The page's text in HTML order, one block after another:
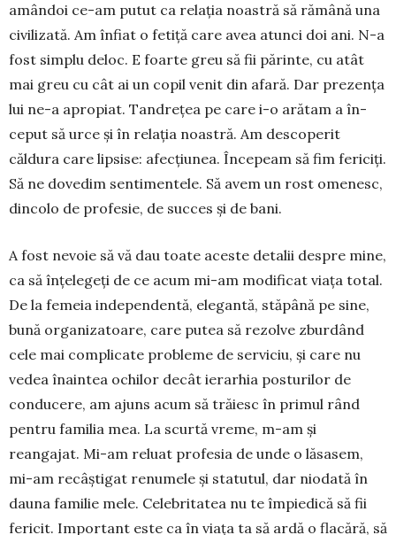
amândoi ce-am putut ca relația noastră să rămână una
civilizată. Am înfiat o fetiță care avea atunci doi ani. N-a
fost simplu deloc. E foarte greu să fii părinte, cu atât
mai greu cu cât ai un copil venit din afară. Dar prezența
lui ne-a apropiat. Tandrețea pe care i-o arătam a în­
ceput să urce și în relația noastră. Am descoperit
căldura care lipsise: afecțiunea. Începeam să fim fericiți.
Să ne dovedim senti­mentele. Să avem un rost ome­nesc,
dincolo de profesie, de succes și de bani.
A fost nevoie să vă dau toate aceste detalii despre mine,
ca să înțelegeți de ce acum mi-am modificat viața total.
De la femeia independentă, elegantă, stăpână pe sine,
bună organizatoare, care putea să rezolve zburdând
cele mai com­plicate probleme de serviciu, și care nu
vedea înaintea ochilor decât ierarhia posturilor de
conducere, am ajuns acum să trăiesc în primul rând
pentru familia mea. La scurtă vreme, m-am și
reangajat. Mi-am reluat profesia de unde o lăsasem,
mi-am recâștigat renumele și statutul, dar niodată în
dauna familie mele. Cele­britatea nu te împiedică să fii
fericit. Important este ca în viața ta să ardă o flacără, să